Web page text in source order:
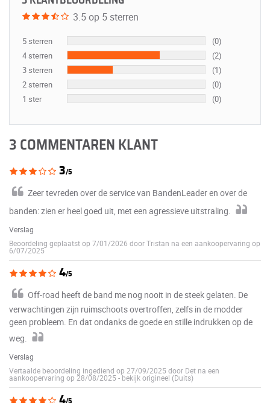
3.5 op 5 sterren
5 sterren
(0)
4 sterren
(2)
3 sterren
(1)
2 sterren
(0)
1 ster
(0)
3 COMMENTAREN KLANT
3/5
Zeer tevreden over de service van BandenLeader en over de
banden: zien er heel goed uit, met een agressieve uitstraling.
Verslag
Beoordeling geplaatst op 7/01/2026 door Tristan na een aankoopervaring op
6/07/2025
4/5
Off-road heeft de band me nog nooit in de steek gelaten. De
verwachtingen zijn ruimschoots overtroffen, zelfs in de modder
geen probleem. En dat ondanks de goede en stille indrukken op de
weg.
Verslag
Vertaalde beoordeling ingediend op 27/09/2025 door Det na een
aankoopervaring op 28/08/2025 -bekijk origineel (Duits)
4/5